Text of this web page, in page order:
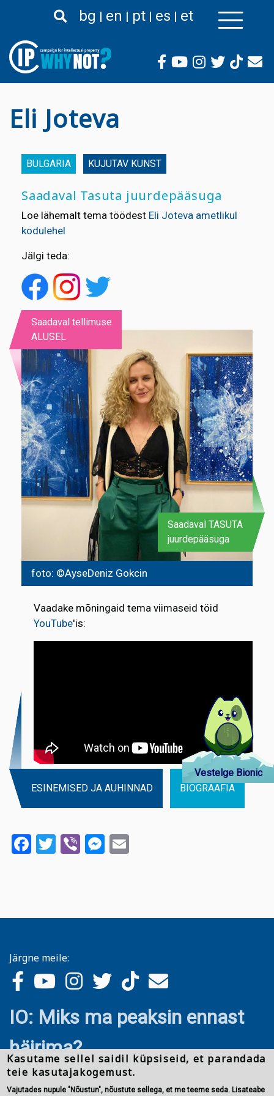
edasi
juurde
bg en pt es et
Eli Joteva
BULGARIA KUJUTAV KUNST
Saadaval Tasuta juurdepääsuga
Loe lähemalt tema töödest Eli Joteva ametlikul
kodulehel
Jälgi teda:
foto: ©AyseDeniz Gokcin
Saadaval tellimuse
ALUSEL
Saadaval TASUTA
juurdepääsuga
Vaadake mõningaid tema viimaseid töid
YouTube'is:
ESINEMISED JA AUHINNAD BIOGRAAFIA
Facebook
Twitter
ViberMessenger
Vestelge Bionic
Järgne meile:
IO: Miks ma peaksin ennast
häirima?
Kasutame sellel saidil küpsiseid, et parandada
teie kasutajakogemust.
Vajutades nupule "Nõustun", nõustute sellega, et me teeme seda. Lisateabe